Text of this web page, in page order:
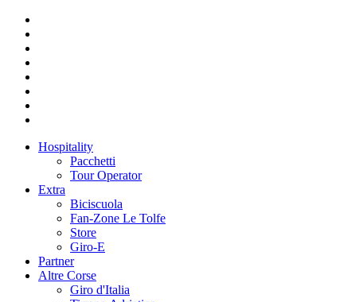
Hospitality
Pacchetti
Tour Operator
Extra
Biciscuola
Fan-Zone Le Tolfe
Store
Giro-E
Partner
Altre Corse
Giro d'Italia